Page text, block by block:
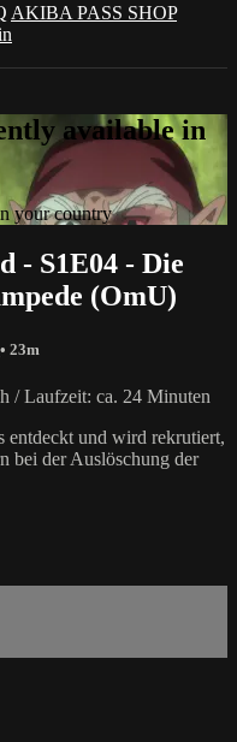
AKIBA PASS SHOP
available in
your country
- S1E04 - Die
(OmU)
• 23m
/ Laufzeit: ca. 24 Minuten
entdeckt und wird rekrutiert,
bei der Auslöschung der